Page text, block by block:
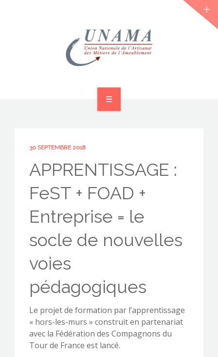
30 SEPTEMBRE 2018
APPRENTISSAGE :
FeST + FOAD +
Entreprise = le
socle de nouvelles
voies
pédagogiques
Le projet de formation par l’apprentissage
« hors-les-murs » construit en partenariat
avec la Fédération des Compagnons du
Tour de France est lancé.